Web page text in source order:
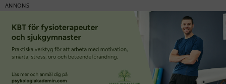
ANNONS